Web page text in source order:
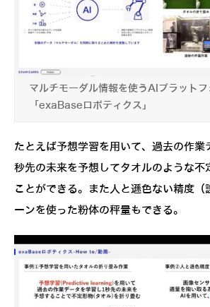
マルチモーダル情報を使うAIプラットフ
「exaBaseロボティクス」
たとえば予想学習を用いて、過去の作業
秒先の未来を予想してタオルのような不
ことができる。また人と遜色ない精度（
ーンを使った粉体の秤量もできる。